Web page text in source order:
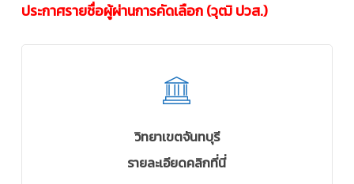
ประกาศรายชื่อผู้ผ่านการคัดเลือก (วุฒิ ปวส.)
วิทยาเขตจันทบุรี
รายละเอียดคลิกที่นี่